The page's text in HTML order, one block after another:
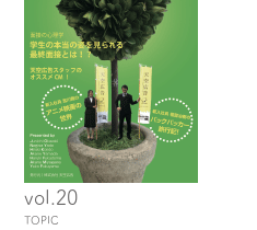
vol.20
TOPIC